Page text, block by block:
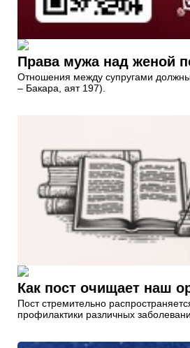
Права мужа над женой
Отношения между супругами
– Бакара, аят 197).
Как пост очищает наш
Пост стремительно
профилактики различных